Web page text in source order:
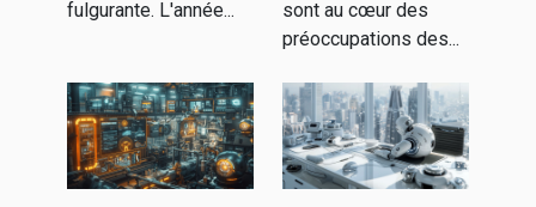
fulgurante. L'année...
sont au cœur des
préoccupations des...